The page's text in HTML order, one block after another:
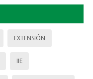
EXTENSIÓN
IIE